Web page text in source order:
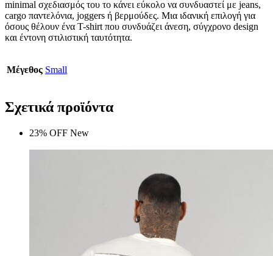
minimal σχεδιασμός του το κάνει εύκολο να συνδυαστεί με jeans,
cargo παντελόνια, joggers ή βερμούδες. Μια ιδανική επιλογή για
όσους θέλουν ένα T-shirt που συνδυάζει άνεση, σύγχρονο design
και έντονη στιλιστική ταυτότητα.
Μέγεθος Small
Σχετικά προϊόντα
23% OFF New